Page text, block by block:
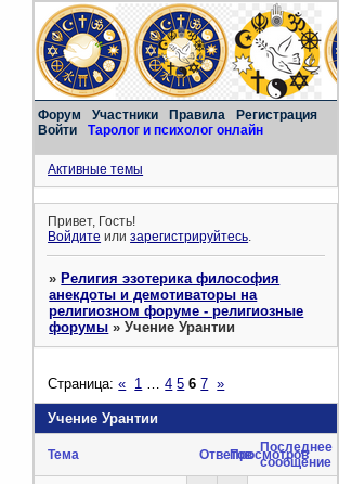
Форум Участники Правила
Регистрация
Войти
Таролог и психолог онлайн
Активные темы
Привет, Гость!
Войдите илизарегистрируйтесь.
»Религия эзотерика философия
анекдоты и демотиваторы на
религиозном форуме - религиозные
форумы »Учение Урантии
Учение Урантии
Страница:« 1 4 5 6 7 »
Тема ОтветовПросмотров
Последнее
сообщение